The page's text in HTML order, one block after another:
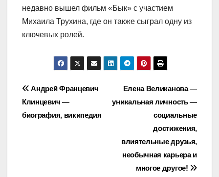
недавно вышел фильм «Бык» с участием
Михаила Трухина, где он также сыграл одну из
ключевых ролей.
Навигация
по
Елена Великанова —
уникальная личность —
социальные
достижения,
влиятельные друзья,
необычная карьера и
многое другое!
Андрей Францевич
Клинцевич —
биография, википедия